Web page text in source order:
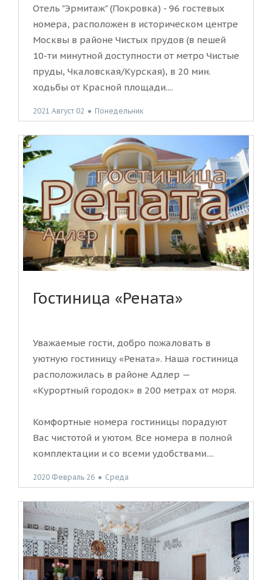
Отель "Эрмитаж" (Покровка) - 96 гостевых
номера, расположен в историческом центре
Москвы в районе Чистых прудов (в пешей
10-ти минутной доступности от метро Чистые
пруды, Чкаловская/Курская), в 20 мин.
ходьбы от Красной площади....
2021 Август 02 ● Понедельник
Гостиница «Рената»
Уважаемые гости, добро пожаловать в
уютную гостиницу «Рената». Наша гостиница
расположилась в районе Адлер —
«Курортный городок» в 200 метрах от моря.
Комфортные номера гостиницы порадуют
Вас чистотой и уютом. Все номера в полной
комплектации и со всеми удобствами....
2020 Февраль 26 ● Среда